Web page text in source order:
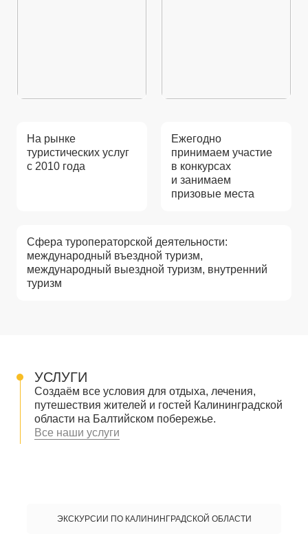
На рынке
туристических услуг
с 2010 года
Ежегодно
принимаем участие
в конкурсах
и занимаем
призовые места
Сфера туроператорской деятельности:
международный въездной туризм,
международный выездной туризм, внутренний
туризм
УСЛУГИ
Создаём все условия для отдыха, лечения,
путешествия жителей и гостей Калининградской
области на Балтийском побережье.
Все наши услуги
ЭКСКУРСИИ ПО КАЛИНИНГРАДСКОЙ ОБЛАСТИ